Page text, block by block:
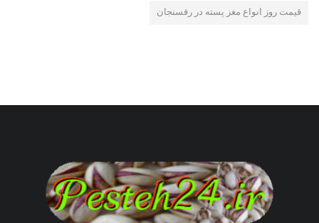
قیمت روز انواع مغز پسته در رفسنجان